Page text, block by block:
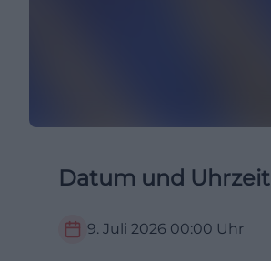
Datum und Uhrzeit
9. Juli 2026 00:00 Uhr